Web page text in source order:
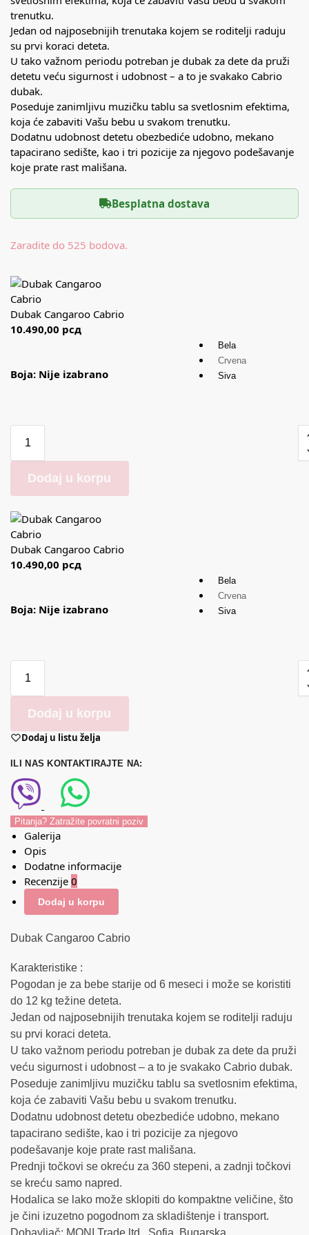
trenutku.
Jedan od najposebnijih trenutaka kojem se roditelji raduju
su prvi koraci deteta.
U tako važnom periodu potreban je dubak za dete da pruži
detetu veću sigurnost i udobnost – a to je svakako Cabrio
dubak.
Poseduje zanimljivu muzičku tablu sa svetlosnim efektima,
koja će zabaviti Vašu bebu u svakom trenutku.
Dodatnu udobnost detetu obezbediće udobno, mekano
tapacirano sedište, kao i tri pozicije za njegovo podešavanje
koje prate rast mališana.
Besplatna dostava
Zaradite do 525 bodova.
Dubak Cangaroo Cabrio
10.490,00 рсд
Boja: Nije izabrano
Bela
Crvena
Siva
Dodaj u korpu
Dubak Cangaroo Cabrio
10.490,00 рсд
Boja: Nije izabrano
Bela
Crvena
Siva
Dodaj u korpu
Dodaj u listu želja
ILI NAS KONTAKTIRAJTE NA:
Pitanja? Zatražite povratni poziv
Galerija
Opis
Dodatne informacije
Recenzije 0
Dodaj u korpu
Dubak Cangaroo Cabrio
Karakteristike :
Pogodan je za bebe starije od 6 meseci i može se koristiti
do 12 kg težine deteta.
Jedan od najposebnijih trenutaka kojem se roditelji raduju
su prvi koraci deteta.
U tako važnom periodu potreban je dubak za dete da pruži
veću sigurnost i udobnost – a to je svakako Cabrio dubak.
Poseduje zanimljivu muzičku tablu sa svetlosnim efektima,
koja će zabaviti Vašu bebu u svakom trenutku.
Dodatnu udobnost detetu obezbediće udobno, mekano
tapacirano sedište, kao i tri pozicije za njegovo
podešavanje koje prate rast mališana.
Prednji točkovi se okreću za 360 stepeni, a zadnji točkovi
se kreću samo napred.
Hodalica se lako može sklopiti do kompaktne veličine, što
je čini izuzetno pogodnom za skladištenje i transport.
Dobavljač: MONI Trade ltd., Sofia, Bugarska.